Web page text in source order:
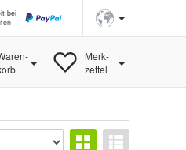
bei
Merk-
zettel